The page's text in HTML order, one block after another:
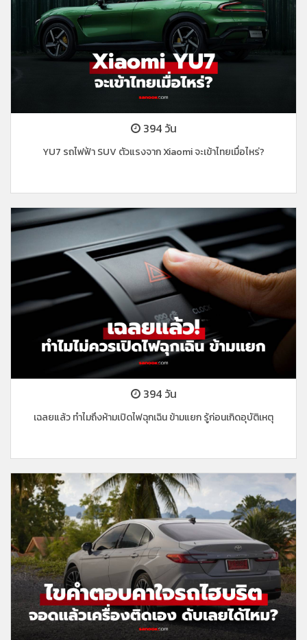
394 วัน
YU7 รถไฟฟ้า SUV ตัวแรงจาก Xiaomi จะเข้าไทยเมื่อไหร่?
394 วัน
เฉลยแล้ว ทำไมถึงห้ามเปิดไฟฉุกเฉิน ข้ามแยก รู้ก่อนเกิดอุบัติเหตุ